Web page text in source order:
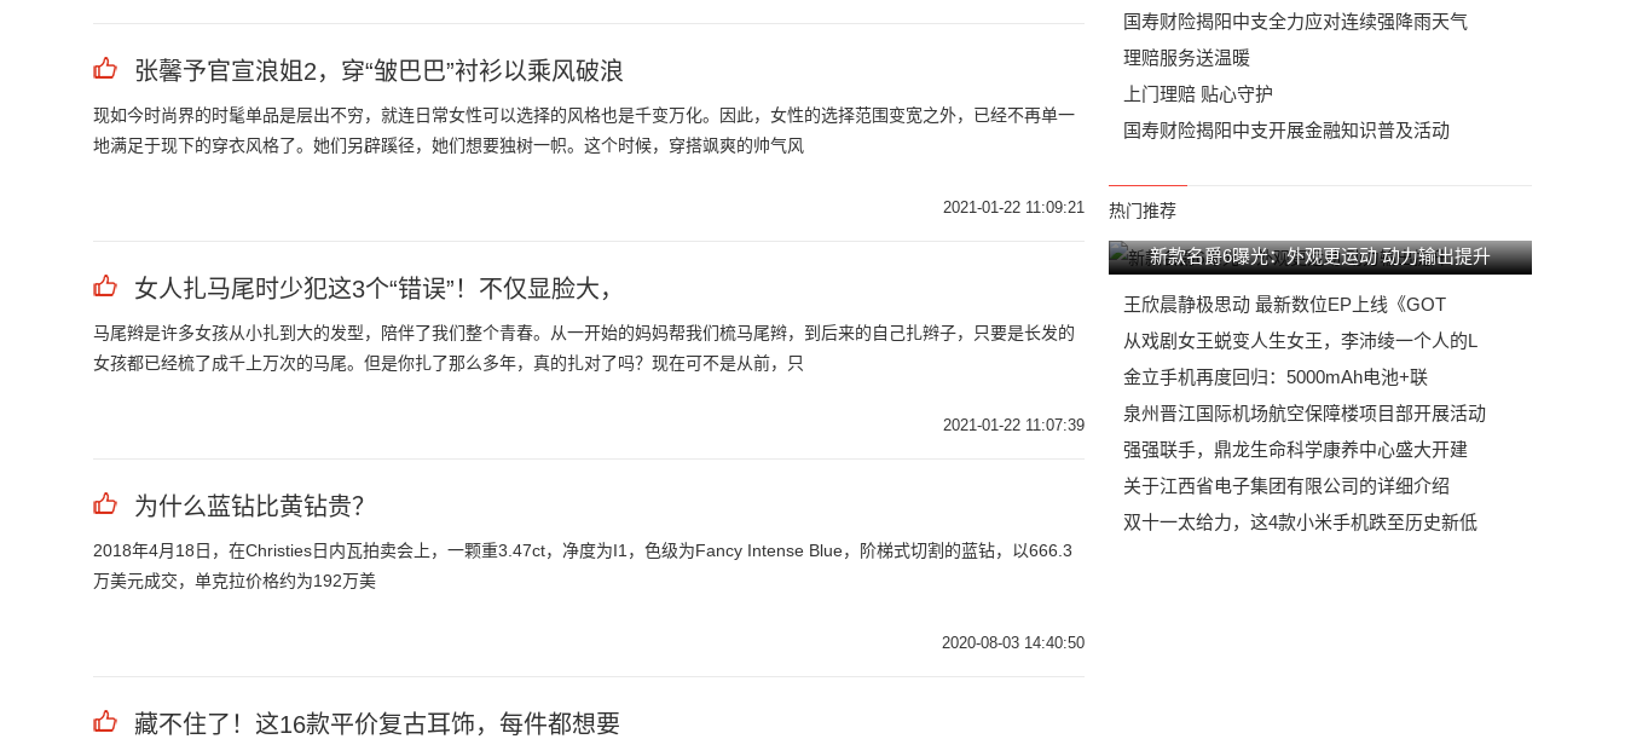
张馨予官宣浪姐2，穿“皱巴巴”衬衫以乘风破浪
现如今时尚界的时髦单品是层出不穷，就连日常女性可以选择的风格也是千变万化。因此，女性的选择范围变宽之外，已经不再单一
地满足于现下的穿衣风格了。她们另辟蹊径，她们想要独树一帜。这个时候，穿搭飒爽的帅气风
2021-01-22 11:09:21
女人扎马尾时少犯这3个“错误”！不仅显脸大，
马尾辫是许多女孩从小扎到大的发型，陪伴了我们整个青春。从一开始的妈妈帮我们梳马尾辫，到后来的自己扎辫子，只要是长发的
女孩都已经梳了成千上万次的马尾。但是你扎了那么多年，真的扎对了吗？现在可不是从前，只
2021-01-22 11:07:39
为什么蓝钻比黄钻贵？
2018年4月18日，在Christies日内瓦拍卖会上，一颗重3.47ct，净度为I1，色级为Fancy Intense Blue，阶梯式切割的蓝钻，以666.3
万美元成交，单克拉价格约为192万美
2020-08-03 14:40:50
藏不住了！这16款平价复古耳饰，每件都想要
国寿财险揭阳中支全力应对连续强降雨天气
理赔服务送温暖
上门理赔 贴心守护
国寿财险揭阳中支开展金融知识普及活动
热门推荐
新款名爵6曝光：外观更运动 动力输出提升
王欣晨静极思动 最新数位EP上线《GOT
从戏剧女王蜕变人生女王，李沛绫一个人的L
金立手机再度回归：5000mAh电池+联
泉州晋江国际机场航空保障楼项目部开展活动
强强联手，鼎龙生命科学康养中心盛大开建
关于江西省电子集团有限公司的详细介绍
双十一太给力，这4款小米手机跌至历史新低